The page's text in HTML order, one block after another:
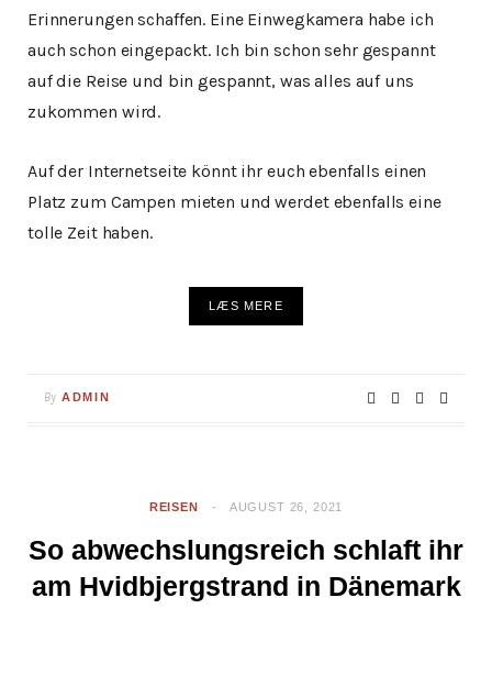
Erinnerungen schaffen. Eine Einwegkamera habe ich
auch schon eingepackt. Ich bin schon sehr gespannt
auf die Reise und bin gespannt, was alles auf uns
zukommen wird.
Auf der Internetseite könnt ihr euch ebenfalls einen
Platz zum Campen mieten und werdet ebenfalls eine
tolle Zeit haben.
LÆS MERE
By ADMIN
REISEN AUGUST 26, 2021
So abwechslungsreich schlaft ihr
am Hvidbjergstrand in Dänemark